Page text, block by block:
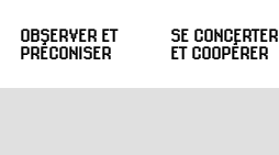
OBSERVER ET
PRÉCONISER
SE CONCERTER
ET COOPÉRER